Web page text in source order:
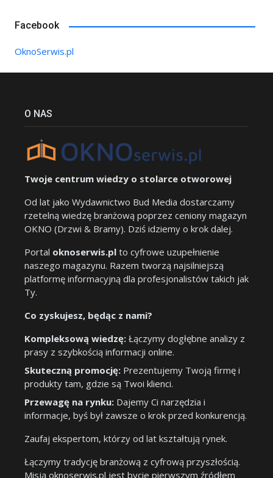
Facebook
OknoSerwis.pl
O NAS
Twoje centrum wiedzy o stolarce otworowej
Od lat jako Wydawnictwo Bud Media dostarczamy
rzetelną wiedzę branżową poprzez ceniony magazyn
OKNO (Drzwi & Bramy). Dziś idziemy o krok dalej.
Portal oknoserwis.pl to cyfrowe uzupełnienie
naszego magazynu. Razem tworzą najsilniejszą
platformę informacyjną dla profesjonalistów takich jak
Ty.
Co zyskujesz, będąc z nami?
Kompleksową wiedzę: Łączymy dogłębne analizy z
prasy z szybkością informacji online.
Skuteczną promocję: Prezentujemy Twoją firmę i
produkty tam, gdzie są Twoi klienci.
Przewagę na rynku: Dajemy Ci narzędzia i
informacje, byś był zawsze o krok przed konkurencją.
Zaufaj ekspertom, którzy od lat kształtują rynek.
Łączymy tradycję branżową z cyfrową przyszłością.
Misją oknoserwis.pl jest bycie pierwszym źródłem